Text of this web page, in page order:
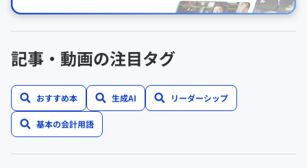
記事・動画の注目タグ
おすすめ本 生成AI リーダーシップ
基本の会計用語